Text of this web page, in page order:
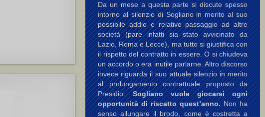
Da un mese a questa parte si discute spesso
intorno al silenzio di Sogliano in merito al suo
possibile addio e relativo passaggio ad altre
società (pare infatti sia stato avvicinato da
Lazio, Roma e Lecce), ma tutto si giustifica con
il rispetto del contratto in essere. O si chiudeva
un accordo o era inutile parlarne. Altro discorso
invece riguarda il suo attuale silenzio in merito
al prolungamento contrattuale proposto da
Presidio:Sogliano vuole giocarsi ogni
opportunità di riscatto quest’anno.Non ha
senso allungare il brodo, come è costretta a